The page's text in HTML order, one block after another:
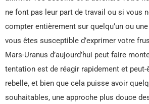
ne font pas leur part de travail ou si vous
compter entièrement sur quelqu’un ou
vous êtes susceptible d’exprimer votre
Mars-Uranus d’aujourd’hui peut faire
tentation est de réagir rapidement et peut-
rebelle, et bien que cela puisse avoir
souhaitables, une approche plus douce